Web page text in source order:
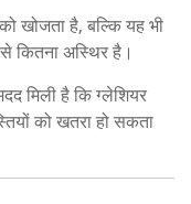
खोजता है, बल्कि यह भी
कितना अस्थिर है।
मिली है कि ग्लेशियर
को खतरा हो सकता